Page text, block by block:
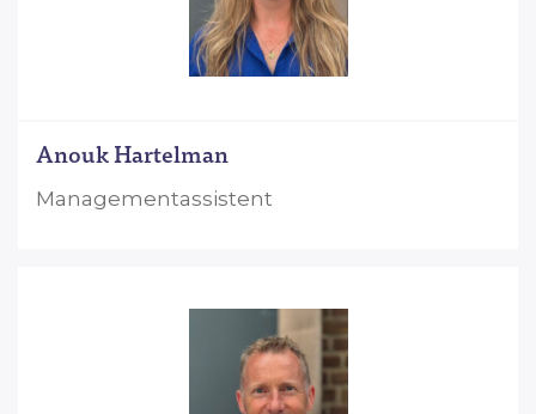
Anouk Hartelman
Managementassistent